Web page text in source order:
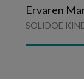
Ervaren
SOLIDOE